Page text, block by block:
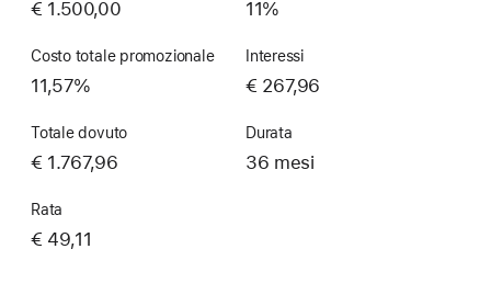
€ 1.500,00 11%
Costo totale promozionale
11,57%
Interessi
€ 267,96
Totale dovuto
€ 1.767,96
Durata
36 mesi
Rata
€ 49,11